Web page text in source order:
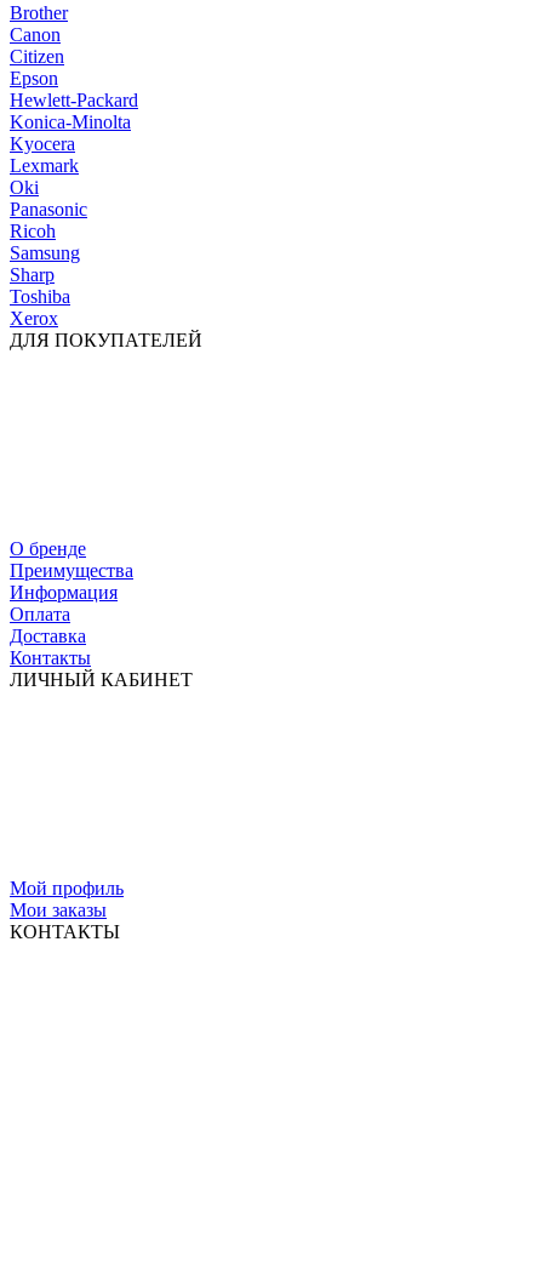
Brother
Canon
Citizen
Epson
Hewlett-Packard
Konica-Minolta
Kyocera
Lexmark
Oki
Panasonic
Ricoh
Samsung
Sharp
Toshiba
Xerox
ДЛЯ ПОКУПАТЕЛЕЙ
О бренде
Преимущества
Информация
Оплата
Доставка
Контакты
ЛИЧНЫЙ КАБИНЕТ
Мой профиль
Мои заказы
КОНТАКТЫ